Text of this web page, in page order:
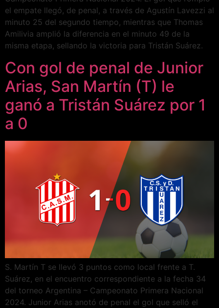
el empate llegó, de penal, a través de Agustín Lavezzi al
minuto 25 del segundo tiempo, mientras que Thomas
Amilivia amplió la diferencia en el minuto 49 de la
misma etapa, sellando la victoria para Tristán Suárez.
Con gol de penal de Junior
Arias, San Martín (T) le
ganó a Tristán Suárez por 1
a 0
S. Martín T se llevó 3 puntos como local frente a T.
Suárez, en el encuentro correspondiente a la fecha 34
del torneo Argentina – Campeonato Primera Nacional
2024. Junior Arias anotó de penal el gol que selló el